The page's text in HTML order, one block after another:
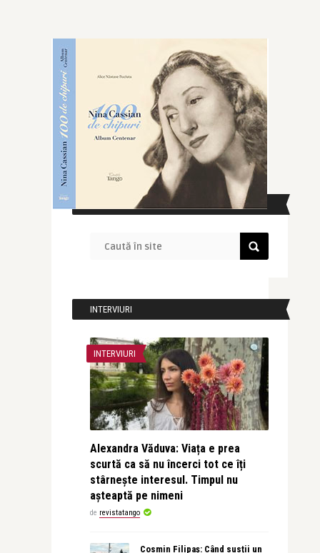
CAUTĂ ÎN SITE
INTERVIURI
INTERVIURI
Alexandra Văduva: Viața e prea
scurtă ca să nu încerci tot ce îți
stârnește interesul. Timpul nu
așteaptă pe nimeni
de revistatango
Cosmin Filipaș: Când susții un